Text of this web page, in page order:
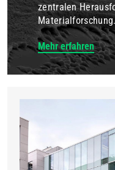
zentralen
Mehr erfahren